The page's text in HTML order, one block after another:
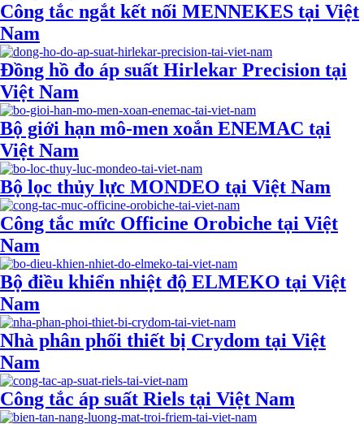
Công tắc ngắt kết nối MENNEKES tại Việt
Nam
Đồng hồ đo áp suất Hirlekar Precision tại
Việt Nam
Bộ giới hạn mô-men xoắn ENEMAC tại
Việt Nam
Bộ lọc thủy lực MONDEO tại Việt Nam
Công tắc mức Officine Orobiche tại Việt
Nam
Bộ điều khiển nhiệt độ ELMEKO tại Việt
Nam
Nhà phân phối thiết bị Crydom tại Việt
Nam
Công tắc áp suất Riels tại Việt Nam